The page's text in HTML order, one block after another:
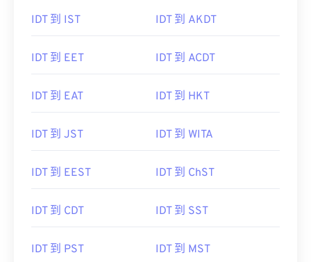
IDT 到 IST IDT 到 AKDT
IDT 到 EET IDT 到 ACDT
IDT 到 EAT IDT 到 HKT
IDT 到 JST IDT 到 WITA
IDT 到 EEST IDT 到 ChST
IDT 到 CDT IDT 到 SST
IDT 到 PST IDT 到 MST